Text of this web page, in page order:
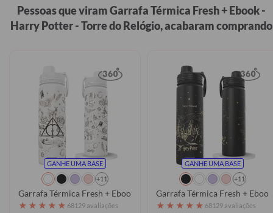
Pessoas que viram Garrafa Térmica Fresh + Ebook -
Harry Potter - Torre do Relógio, acabaram comprando
GANHE UMA BASE
+11
Garrafa Térmica Fresh + Ebook - Harry Potter - Relíquias e
★ ★ ★ ★ ★ 68129 avaliações
GANHE UMA BASE
+11
Garrafa Térmica Fresh +
★ ★ ★ ★ ★ 68129 avaliações